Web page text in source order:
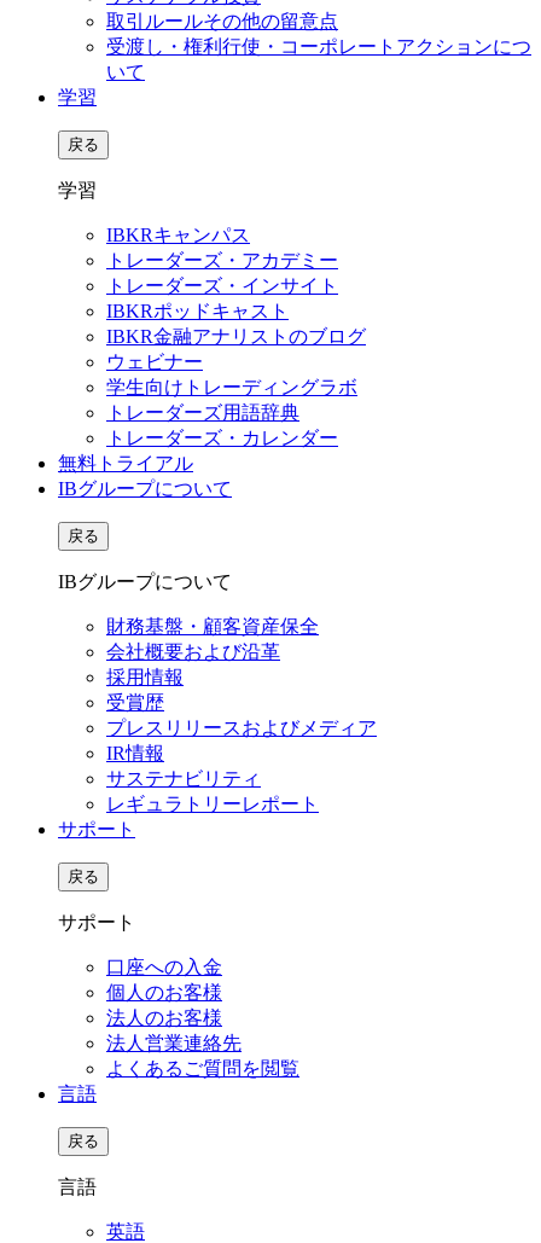
取引ルールその他の留意点
受渡し・権利行使・コーポレートアクションにつ
いて
学習
戻る
学習
IBKRキャンパス
トレーダーズ・アカデミー
トレーダーズ・インサイト
IBKRポッドキャスト
IBKR金融アナリストのブログ
ウェビナー
学生向けトレーディングラボ
トレーダーズ用語辞典
トレーダーズ・カレンダー
無料トライアル
IBグループについて
戻る
IBグループについて
財務基盤・顧客資産保全
会社概要および沿革
採用情報
受賞歴
プレスリリースおよびメディア
IR情報
サステナビリティ
レギュラトリーレポート
サポート
戻る
サポート
口座への入金
個人のお客様
法人のお客様
法人営業連絡先
よくあるご質問を閲覧
言語
戻る
言語
英語